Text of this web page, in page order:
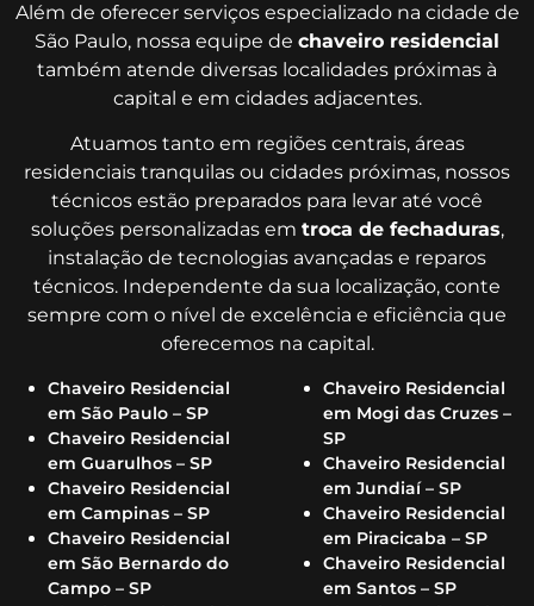
Além de oferecer serviços especializado na cidade de
São Paulo, nossa equipe de chaveiro residencial
também atende diversas localidades próximas à
capital e em cidades adjacentes.
Atuamos tanto em regiões centrais, áreas
residenciais tranquilas ou cidades próximas, nossos
técnicos estão preparados para levar até você
soluções personalizadas em troca de fechaduras,
instalação de tecnologias avançadas e reparos
técnicos. Independente da sua localização, conte
sempre com o nível de excelência e eficiência que
oferecemos na capital.
Chaveiro Residencial
em São Paulo – SP
Chaveiro Residencial
em Guarulhos – SP
Chaveiro Residencial
em Campinas – SP
Chaveiro Residencial
em São Bernardo do
Campo – SP
Chaveiro Residencial
em Mogi das Cruzes –
SP
Chaveiro Residencial
em Jundiaí – SP
Chaveiro Residencial
em Piracicaba – SP
Chaveiro Residencial
em Santos – SP